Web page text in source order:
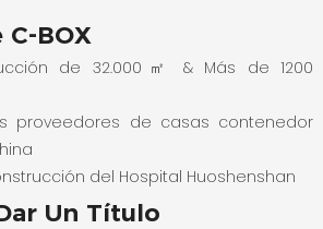
C-BOX
de 32.000㎡ & Más de 1200
proveedores de casas contenedor
del Hospital Huoshenshan
Un Título